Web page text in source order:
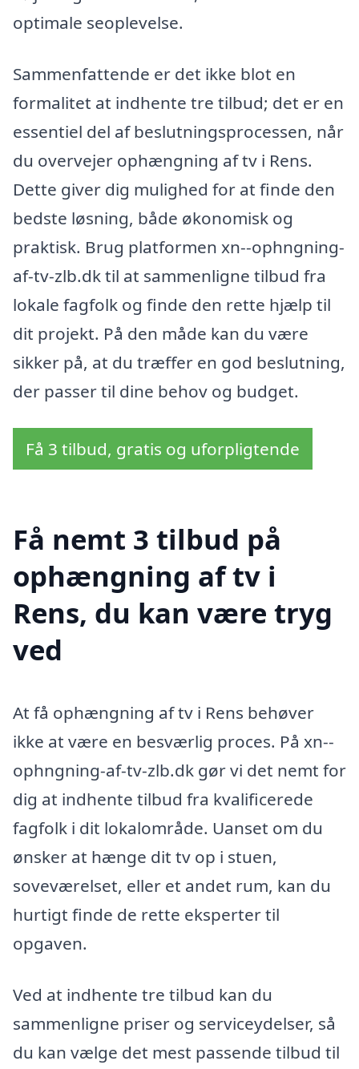
optimale seoplevelse.
Sammenfattende er det ikke blot en
formalitet at indhente tre tilbud; det er en
essentiel del af beslutningsprocessen, når
du overvejer ophængning af tv i Rens.
Dette giver dig mulighed for at finde den
bedste løsning, både økonomisk og
praktisk. Brug platformen xn--ophngning-
af-tv-zlb.dk til at sammenligne tilbud fra
lokale fagfolk og finde den rette hjælp til
dit projekt. På den måde kan du være
sikker på, at du træffer en god beslutning,
der passer til dine behov og budget.
Få 3 tilbud, gratis og uforpligtende
Få nemt 3 tilbud på
ophængning af tv i
Rens, du kan være tryg
ved
At få ophængning af tv i Rens behøver
ikke at være en besværlig proces. På xn--
ophngning-af-tv-zlb.dk gør vi det nemt for
dig at indhente tilbud fra kvalificerede
fagfolk i dit lokalområde. Uanset om du
ønsker at hænge dit tv op i stuen,
soveværelset, eller et andet rum, kan du
hurtigt finde de rette eksperter til
opgaven.
Ved at indhente tre tilbud kan du
sammenligne priser og serviceydelser, så
du kan vælge det mest passende tilbud til